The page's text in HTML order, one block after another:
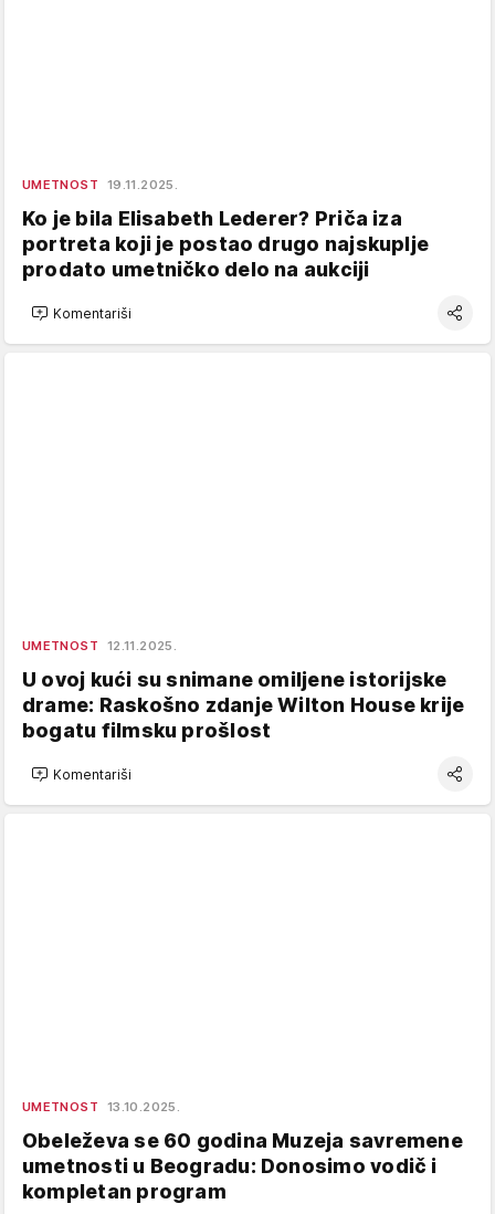
UMETNOST 19.11.2025.
Ko je bila Elisabeth Lederer? Priča iza
portreta koji je postao drugo najskuplje
prodato umetničko delo na aukciji
Komentariši
UMETNOST 12.11.2025.
U ovoj kući su snimane omiljene istorijske
drame: Raskošno zdanje Wilton House krije
bogatu filmsku prošlost
Komentariši
UMETNOST 13.10.2025.
Obeleževa se 60 godina Muzeja savremene
umetnosti u Beogradu: Donosimo vodič i
kompletan program